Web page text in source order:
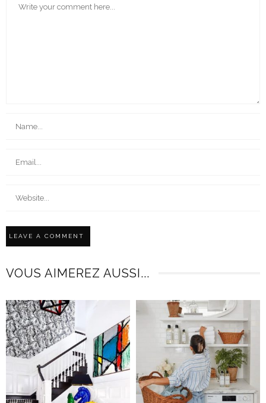
VOUS AIMEREZ AUSSI...